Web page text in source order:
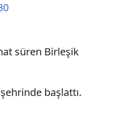
süren Birleşik
şehrinde başlattı.